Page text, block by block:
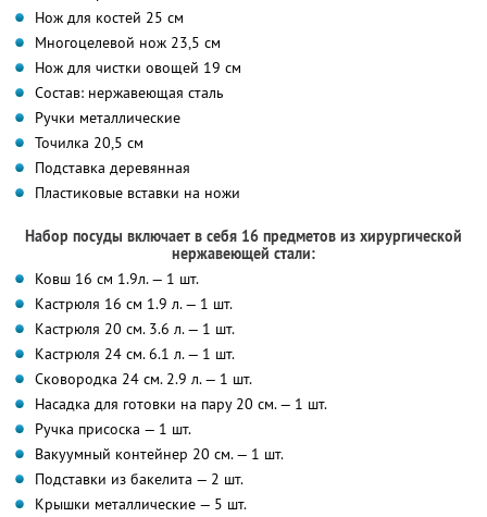
Нож для костей 25 см
Многоцелевой нож 23,5 см
Нож для чистки овощей 19 см
Состав: нержавеющая сталь
Ручки металлические
Точилка 20,5 см
Подставка деревянная
Пластиковые вставки на ножи
Набор посуды включает в себя 16 предметов из хирургической
нержавеющей стали:
Ковш 16 см 1.9л. — 1 шт.
Кастрюля 16 см 1.9 л. — 1 шт.
Кастрюля 20 см. 3.6 л. — 1 шт.
Кастрюля 24 см. 6.1 л. — 1 шт.
Сковородка 24 см. 2.9 л. — 1 шт.
Насадка для готовки на пару 20 см. — 1 шт.
Ручка присоска — 1 шт.
Вакуумный контейнер 20 см. — 1 шт.
Подставки из бакелита — 2 шт.
Крышки металлические — 5 шт.